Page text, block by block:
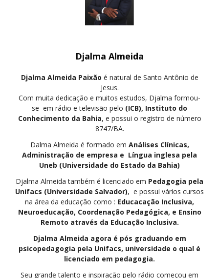
Djalma Almeida
Djalma Almeida Paixão é natural de Santo Antônio de
Jesus.
Com muita dedicação e muitos estudos, Djalma formou-
se em rádio e televisão pelo (ICB), Instituto do
Conhecimento da Bahia, e possui o registro de número
8747/BA.
Dalma Almeida é formado em Análises Clínicas,
Administração de empresa e Língua inglesa pela
Uneb (Universidade do Estado da Bahia)
Djalma Almeida também é licenciado em Pedagogia pela
Unifacs (Universidade Salvador), e possui vários cursos
na área da educação como : Educacação Inclusiva,
Neuroeducação, Coordenação Pedagógica, e Ensino
Remoto através da Educação Inclusiva.
Djalma Almeida agora é pós graduando em
psicopedagogia pela Unifacs, universidade o qual é
licenciado em pedagogia.
Seu grande talento e inspiração pelo rádio começou em